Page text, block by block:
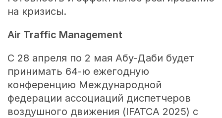
на кризисы.
Air Traffic Management
С 28 апреля по 2 мая Абу-Даби будет
принимать 64-ю ежегодную
конференцию Международной
федерации ассоциаций диспетчеров
воздушного движения (IFATCA 2025) с